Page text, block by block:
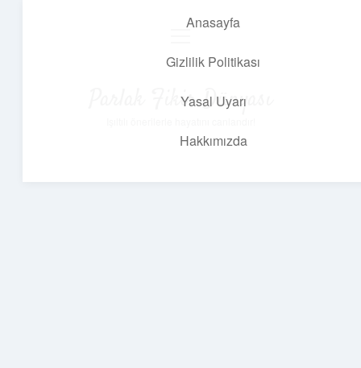
Anasayfa
Gizlilik Politikası
Yasal Uyarı
Hakkımızda
Parlak Fikir Dünyası